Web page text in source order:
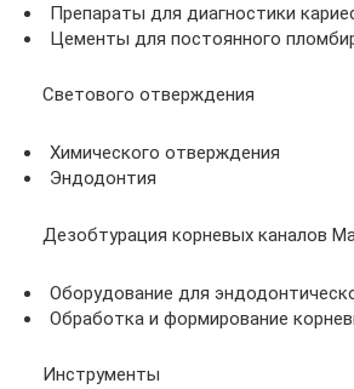
Препараты для диагностики
Цементы для постоянного
Светового отверждения
Химического отверждения
Эндодонтия
Дезобтурация корневых каналов
Оборудование для
Обработка и формирование
Инструменты